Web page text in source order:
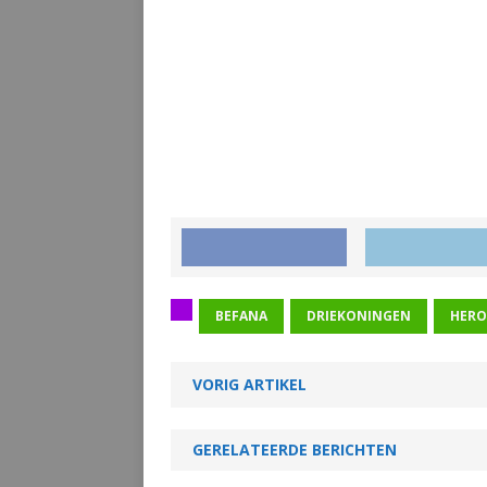
BEFANA DRIEKONINGEN
VORIG ARTIKEL
GERELATEERDE BERICHTEN